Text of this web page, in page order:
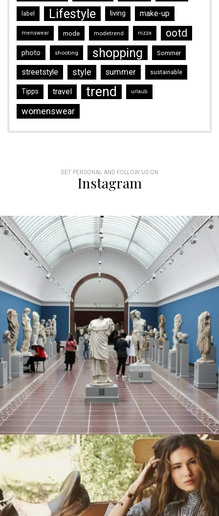
label Lifestyle living make-up
menswear mode modetrend nizza ootd
photo shooting shopping Sommer
streetstyle style summer sustainable
Tipps travel trend urlaub
womenswear
GET PERSONAL AND FOLLOW US ON
Instagram